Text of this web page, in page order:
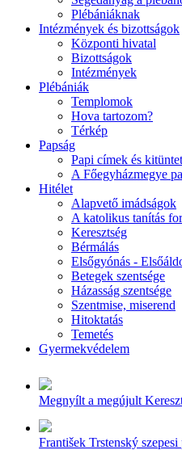
Plébániáknak
Intézmények és bizottságok
Központi hivatal
Bizottságok
Intézmények
Plébániák
Templomok
Hova tartozom?
Térkép
Papság
Papi címek és
A Főegyházmegye
Hitélet
Alapvető imádságok
A katolikus tanítás
Keresztség
Bérmálás
Elsőgyónás -
Betegek szentsége
Házasság szentsége
Szentmise, miserend
Hitoktatás
Temetés
Gyermekvédelem
Megnyílt a megújult
František Trstenský